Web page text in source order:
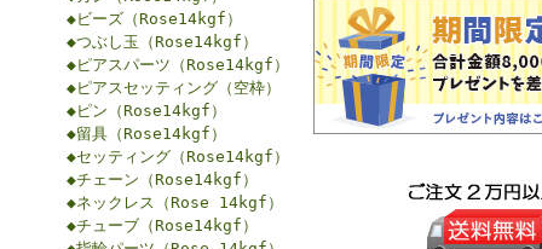
◆ビーズ（Rose14kgf）
◆つぶし玉（Rose14kgf）
◆ピアスパーツ（Rose14kgf）
◆ピアスセッティング（空枠）
◆ピン（Rose14kgf）
◆留具（Rose14kgf）
◆セッティング（Rose14kgf）
◆チェーン（Rose14kgf）
◆ネックレス（Rose 14kgf）
◆チューブ（Rose14kgf）